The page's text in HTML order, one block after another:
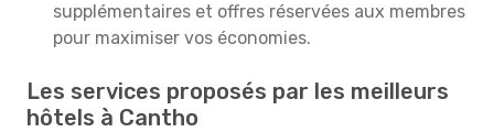
supplémentaires et offres réservées aux membres
pour maximiser vos économies.
Les services proposés par les meilleurs
hôtels à Cantho